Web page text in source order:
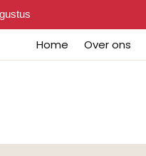
Home Over ons